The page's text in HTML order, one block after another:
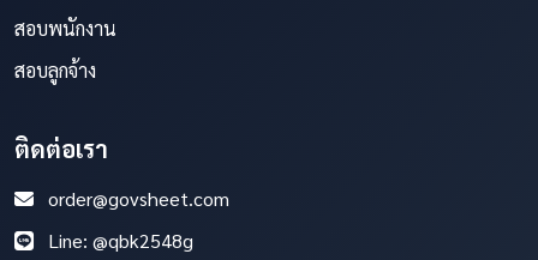
สอบพนักงาน
สอบลูกจ้าง
ติดต่อเรา
order@govsheet.com
Line: @qbk2548g